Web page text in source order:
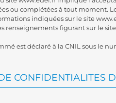
ou complétées à tout moment.
indiquées sur le site
renseignements figurant sur le
est déclaré à la CNIL sous le
CONFIDENTIALITES